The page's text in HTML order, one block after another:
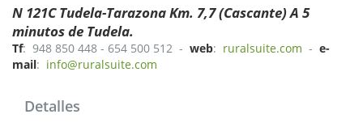
N 121C Tudela-Tarazona Km. 7,7 (Cascante) A 5
minutos de Tudela.
Tf: 948 850 448 - 654 500 512 - web: ruralsuite.com - e-
mail: info@ruralsuite.com
Detalles